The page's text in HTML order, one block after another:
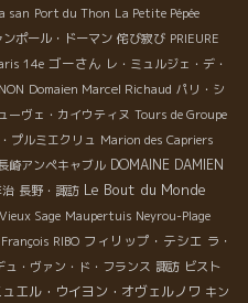
san Port du Thon La Petite Pépée
ンポール・ドーマン 侘び寂び PRIEURE
14e ゴーさん レ・ミュルジェ・デ・
Domaien Marcel Richaud パリ・シ
ーヴェ・カイウティヌ Tours de Groupe
プルミエクリュ Marion des Capriers
崎アンペキャブル DOMAINE DAMIEN
長野・諏訪 Le Bout du Monde
Vieux Sage Maupertuis Neyrou-Plage
François RIBO フィリップ・テシエ ラ・
ュ・ヴァン・ド・フランス 諏訪 ビスト
エル・ウイヨン・オヴェルノワ キン